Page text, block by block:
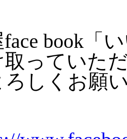
book「
取っていた
ろしくお願